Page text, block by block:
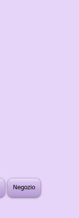
Negozio